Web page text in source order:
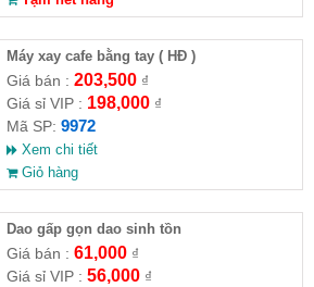
Máy xay cafe bằng tay ( HĐ )
Giá bán : 203,500₫
Giá sỉ VIP : 198,000₫
Mã SP: 9972
Xem chi tiết
Giỏ hàng
Dao gấp gọn dao sinh tồn
Giá bán : 61,000₫
Giá sỉ VIP : 56,000₫